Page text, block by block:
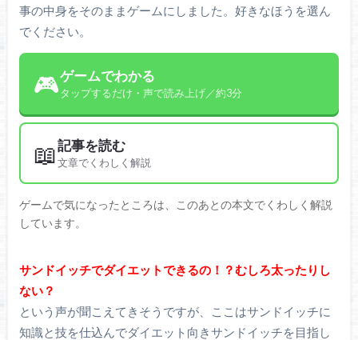
事の中身をそのままゲームにしました。好きなほうを選ん
でください。
🎮ゲームでわかる
タップするだけ・声で読み上げ／約3分
📖記事を読む
文章でくわしく解説
ゲームで気になったところは、このあとの本文でくわしく解説
しています。
サンドイッチでダイエットできるの！？むしろ太ったりし
ない？
という声が聞こえてきそうですが、ここはサンドイッチに
知識と技を仕込んでダイエット向きサンドイッチを目指し